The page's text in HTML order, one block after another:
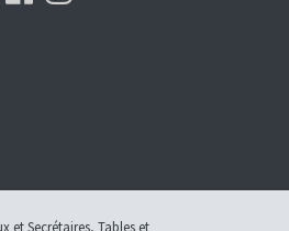
et Secrétaires, Tables et